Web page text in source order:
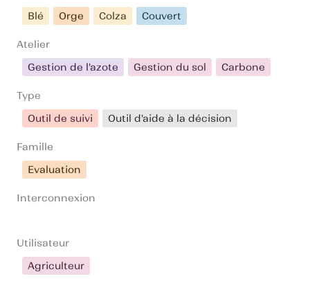
Blé
Orge Colza Couvert
Atelier
Gestion de l'azote
Gestion du sol Carbone
Type
Outil de suivi
Outil d'aide à la décision
Famille
Evaluation
Interconnexion
Utilisateur
Agriculteur